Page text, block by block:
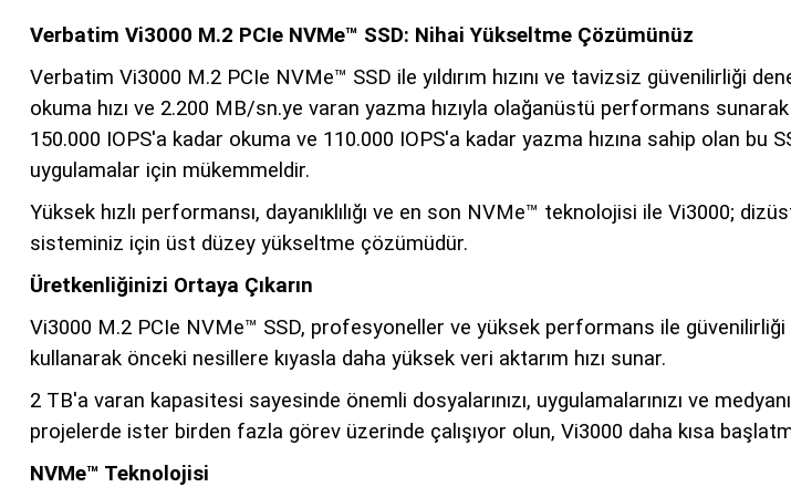
Verbatim Vi3000 M.2 PCIe NVMe™ SSD: Nihai Yükseltme Çözümünüz
Verbatim Vi3000 M.2 PCIe NVMe™ SSD ile yıldırım hızını ve tavizsiz güvenilirliği
okuma hızı ve 2.200 MB/sn.ye varan yazma hızıyla olağanüstü performans
150.000 IOPS'a kadar okuma ve 110.000 IOPS'a kadar yazma hızına sahip olan
uygulamalar için mükemmeldir.
Yüksek hızlı performansı, dayanıklılığı ve en son NVMe™ teknolojisi ile Vi3000;
sisteminiz için üst düzey yükseltme çözümüdür.
Üretkenliğinizi Ortaya Çıkarın
Vi3000 M.2 PCIe NVMe™ SSD, profesyoneller ve yüksek performans ile
kullanarak önceki nesillere kıyasla daha yüksek veri aktarım hızı sunar.
2 TB'a varan kapasitesi sayesinde önemli dosyalarınızı, uygulamalarınızı ve
projelerde ister birden fazla görev üzerinde çalışıyor olun, Vi3000 daha kısa
NVMe™ Teknolojisi